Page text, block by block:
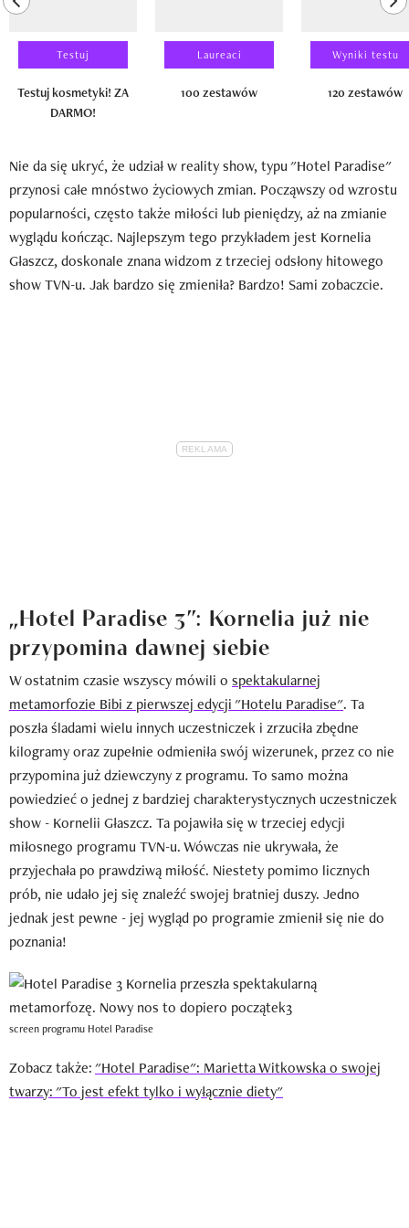
Testuj
Testuj kosmetyki! ZA
DARMO!
Laureaci
100 zestawów
Wyniki testu
120 zestawów
Nie da się ukryć, że udział w reality show, typu "Hotel Paradise"
przynosi całe mnóstwo życiowych zmian. Począwszy od wzrostu
popularności, często także miłości lub pieniędzy, aż na zmianie
wyglądu kończąc. Najlepszym tego przykładem jest Kornelia
Głaszcz, doskonale znana widzom z trzeciej odsłony hitowego
show TVN-u. Jak bardzo się zmieniła? Bardzo! Sami zobaczcie.
„Hotel Paradise 3”: Kornelia już nie
przypomina dawnej siebie
W ostatnim czasie wszyscy mówili o spektakularnej
metamorfozie Bibi z pierwszej edycji "Hotelu Paradise". Ta
poszła śladami wielu innych uczestniczek i zrzuciła zbędne
kilogramy oraz zupełnie odmieniła swój wizerunek, przez co nie
przypomina już dziewczyny z programu. To samo można
powiedzieć o jednej z bardziej charakterystycznych uczestniczek
show - Kornelii Głaszcz. Ta pojawiła się w trzeciej edycji
miłosnego programu TVN-u. Wówczas nie ukrywała, że
przyjechała po prawdziwą miłość. Niestety pomimo licznych
prób, nie udało jej się znaleźć swojej bratniej duszy. Jedno
jednak jest pewne - jej wygląd po programie zmienił się nie do
poznania!
screen programu Hotel Paradise
Zobacz także:"Hotel Paradise": Marietta Witkowska o swojej
twarzy: "To jest efekt tylko i wyłącznie diety"